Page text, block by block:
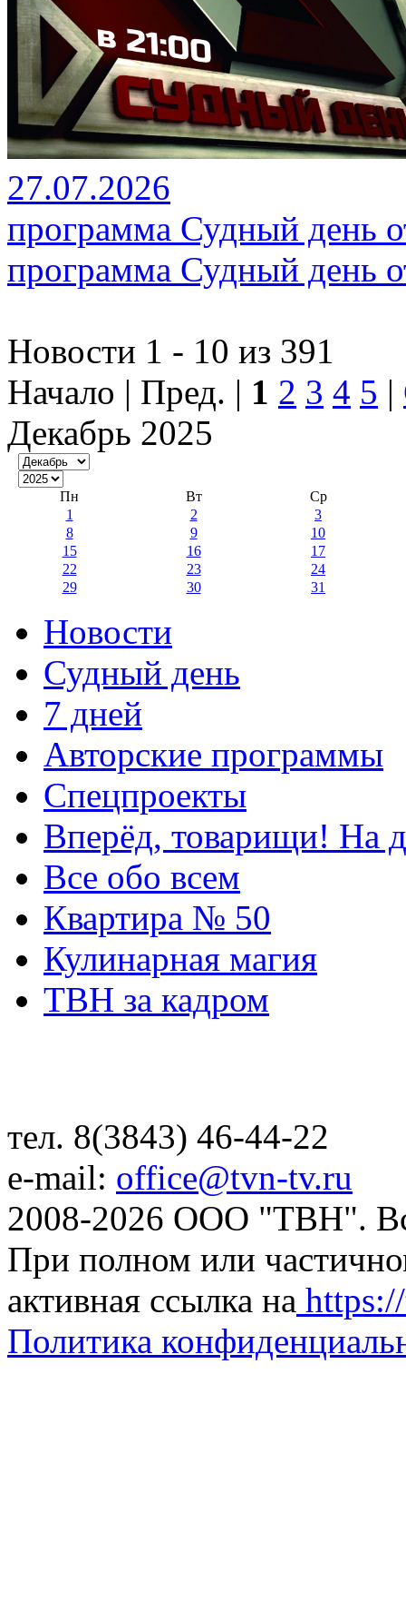
27.07.2026
программа Судный день
программа Судный день
Новости 1 - 10 из 391
Начало | Пред. | 1 2 3 4 5 |
Декабрь 2025
Пн Вт
Ср
1
2
3
8
9
10
15
16
17
22
23
24
29
30 31
Новости
Судный день
7 дней
Авторские программы
Спецпроекты
Вперёд, товарищи! На
Все обо всем
Квартира № 50
Кулинарная магия
ТВН за кадром
тел. 8(3843) 46-44-22
e-mail: office@tvn-tv.ru
2008-2026 ООО "ТВН".
При полном или
активная ссылка на
Политика